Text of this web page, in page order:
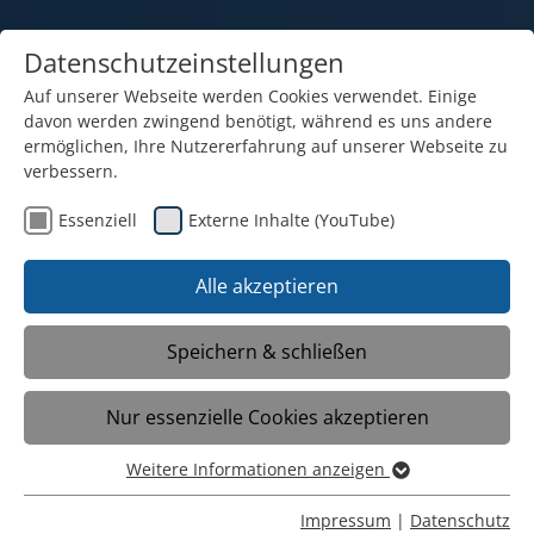
Unsere Grundschule
Die Eingangsstufe ermöglicht Kindern
einen zweijährigen Einstieg in die erste
Datenschutzeinstellungen
Auf unserer Webseite werden Cookies verwendet. Einige
davon werden zwingend benötigt, während es uns andere
ermöglichen, Ihre Nutzererfahrung auf unserer Webseite zu
verbessern.
Essenziell Externe Inhalte (YouTube)
Alle akzeptieren
Speichern & schließen
Nur essenzielle Cookies akzeptieren
Essenziell
Essenzielle Cookies werden für grundlegende Funktionen
Weitere Informationen anzeigen
Impressum | Datenschutz